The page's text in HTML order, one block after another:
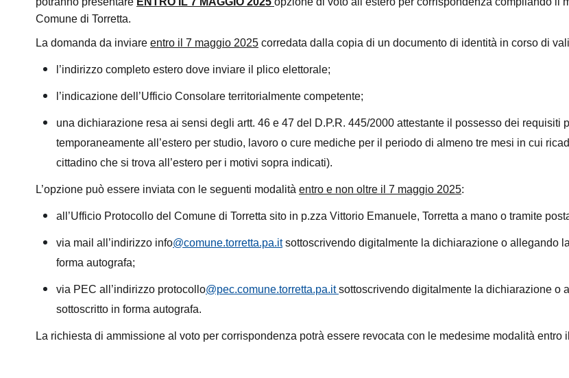
Comune di Torretta.
La domanda da inviare entro il 7 maggio 2025 corredata dalla copia di un documento di identità in corso di
l’indirizzo completo estero dove inviare il plico elettorale;
l’indicazione dell’Ufficio Consolare territorialmente competente;
una dichiarazione resa ai sensi degli artt. 46 e 47 del D.P.R. 445/2000 attestante il possesso dei requisiti
temporaneamente all’estero per studio, lavoro o cure mediche per il periodo di almeno tre mesi in cui
cittadino che si trova all’estero per i motivi sopra indicati).
L’opzione può essere inviata con le seguenti modalità entro e non oltre il 7 maggio 2025:
all’Ufficio Protocollo del Comune di Torretta sito in p.zza Vittorio Emanuele, Torretta a mano o tramite
via mail all’indirizzo info@comune.torretta.pa.itsottoscrivendo digitalmente la dichiarazione o allegando
forma autografa;
via PEC all’indirizzo protocollo@pec.comune.torretta.pa.it sottoscrivendo digitalmente la dichiarazione o
sottoscritto in forma autografa.
La richiesta di ammissione al voto per corrispondenza potrà essere revocata con le medesime modalità entro